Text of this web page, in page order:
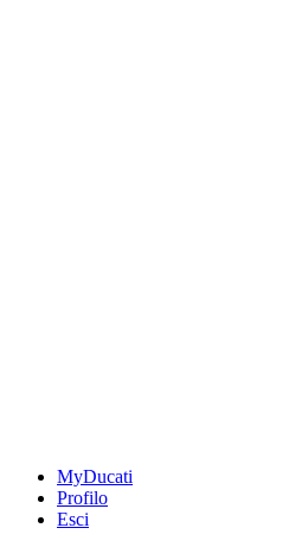
MyDucati
Profilo
Esci